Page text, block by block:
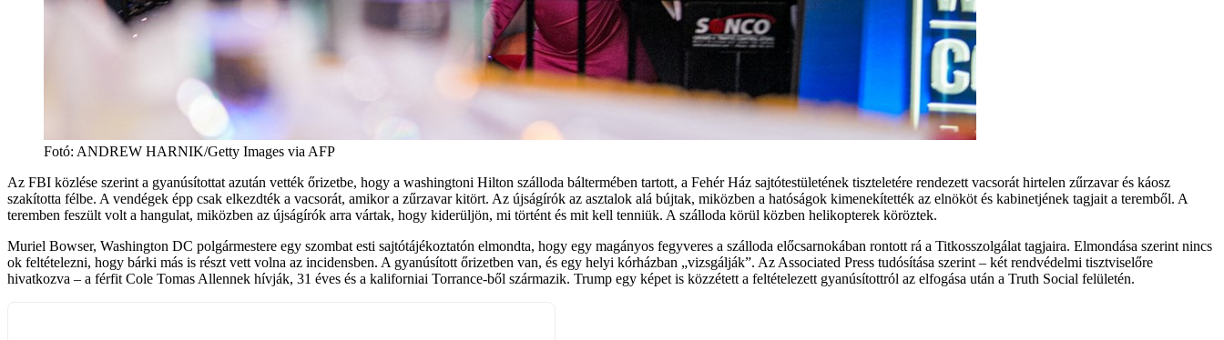
Fotó: ANDREW HARNIK/Getty Images via AFP
Az FBI közlése szerint a gyanúsítottat azután vették őrizetbe, hogy a washingtoni Hilton szálloda báltermében tartott, a Fehér Ház sajtótestületének tiszteletére rendezett vacsorát hirtelen zűrzavar és káosz
szakította félbe. A vendégek épp csak elkezdték a vacsorát, amikor a zűrzavar kitört. Az újságírók az asztalok alá bújtak, miközben a hatóságok kimenekítették az elnököt és kabinetjének tagjait a teremből. A
teremben feszült volt a hangulat, miközben az újságírók arra vártak, hogy kiderüljön, mi történt és mit kell tenniük. A szálloda körül közben helikopterek köröztek.
Muriel Bowser, Washington DC polgármestere egy szombat esti sajtótájékoztatón elmondta, hogy egy magányos fegyveres a szálloda előcsarnokában rontott rá a Titkosszolgálat tagjaira. Elmondása szerint nincs
ok feltételezni, hogy bárki más is részt vett volna az incidensben. A gyanúsított őrizetben van, és egy helyi kórházban „vizsgálják”. Az Associated Press tudósítása szerint – két rendvédelmi tisztviselőre
hivatkozva – a férfit Cole Tomas Allennek hívják, 31 éves és a kaliforniai Torrance-ből származik. Trump egy képet is közzétett a feltételezett gyanúsítottról az elfogása után a Truth Social felületén.